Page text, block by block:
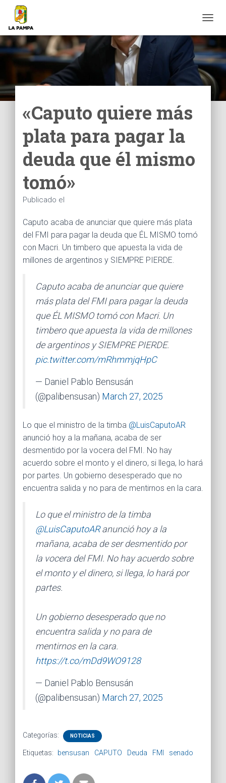
A
M
B
I
A
R
O
«Caputo quiere más
plata para pagar la
deuda que él mismo
tomó»
Publicado el
Caputo acaba de anunciar que quiere más plata
del FMI para pagar la deuda que ÉL MISMO tomó
con Macri. Un timbero que apuesta la vida de
millones de argentinos y SIEMPRE PIERDE.
Caputo acaba de anunciar que quiere
más plata del FMI para pagar la deuda
que ÉL MISMO tomó con Macri. Un
timbero que apuesta la vida de millones
de argentinos y SIEMPRE PIERDE.
pic.twitter.com/mRhmmjqHpC
— Daniel Pablo Bensusán
(@palibensusan) March 27, 2025
Lo que el ministro de la timba @LuisCaputoAR
anunció hoy a la mañana, acaba de ser
desmentido por la vocera del FMI. No hay
acuerdo sobre el monto y el dinero, si llega, lo hará
por partes. Un gobierno desesperado que no
encuentra salida y no para de mentirnos en la cara.
Lo que el ministro de la timba
@LuisCaputoARanunció hoy a la
mañana, acaba de ser desmentido por
la vocera del FMI. No hay acuerdo sobre
el monto y el dinero, si llega, lo hará por
partes.
Un gobierno desesperado que no
encuentra salida y no para de
mentirnos en la cara.
https://t.co/mDd9WO9128
— Daniel Pablo Bensusán
(@palibensusan) March 27, 2025
Categorías: NOTICIAS
Etiquetas: bensusan CAPUTO Deuda FMI senado